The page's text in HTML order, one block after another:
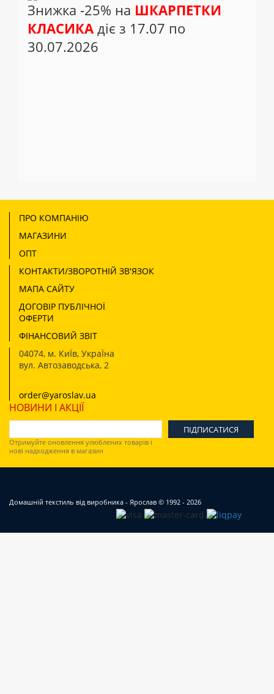
Знижка -25% на ШКАРПЕТКИ
КЛАСИКА діє з 17.07 по
30.07.2026
ПРО КОМПАНІЮ
МАГАЗИНИ
ОПТ
КОНТАКТИ/ЗВОРОТНІЙ ЗВ'ЯЗОК
МАПА САЙТУ
ДОГОВІР ПУБЛІЧНОЇ
ОФЕРТИ
ФІНАНСОВИЙ ЗВІТ
04074, м. КиЇв, УкраЇна
вул. Автозаводська, 2
order@yaroslav.ua
НОВИНИ І АКЦІЇ
Отримуйте оновлення улюблених товарів і
нові надходження в магазин
Домашній текстиль від виробника - Ярослав © 1992 - 2026